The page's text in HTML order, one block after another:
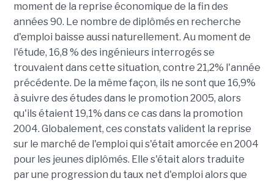
moment de la reprise économique de la fin des
années 90. Le nombre de diplômés en recherche
d'emploi baisse aussi naturellement. Au moment de
l'étude, 16,8 % des ingénieurs interrogés se
trouvaient dans cette situation, contre 21,2% l'année
précédente. De la même façon, ils ne sont que 16,9%
à suivre des études dans le promotion 2005, alors
qu'ils étaient 19,1% dans ce cas dans la promotion
2004. Globalement, ces constats valident la reprise
sur le marché de l'emploi qui s'était amorcée en 2004
pour les jeunes diplômés. Elle s'était alors traduite
par une progression du taux net d'emploi alors que